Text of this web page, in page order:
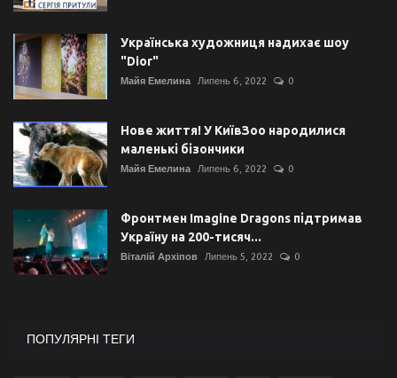
Українська художниця надихає шоу
"Dior"
Майя Емелина Липень 6, 2022 0
Нове життя! У КиївЗоо народилися
маленькі бізончики
Майя Емелина Липень 6, 2022 0
Фронтмен Imagine Dragons підтримав
Україну на 200-тисяч...
Віталій Архіпов Липень 5, 2022 0
ПОПУЛЯРНІ ТЕГИ